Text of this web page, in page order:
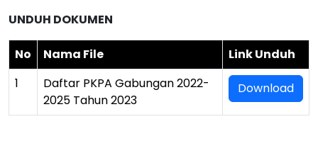
UNDUH DOKUMEN
No Nama File
Link Unduh
1
Daftar PKPA Gabungan 2022-
2025 Tahun 2023
Download